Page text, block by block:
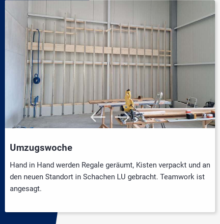
Umzugswoche
Hand in Hand werden Regale geräumt, Kisten verpackt und an
den neuen Standort in Schachen LU gebracht. Teamwork ist
angesagt.